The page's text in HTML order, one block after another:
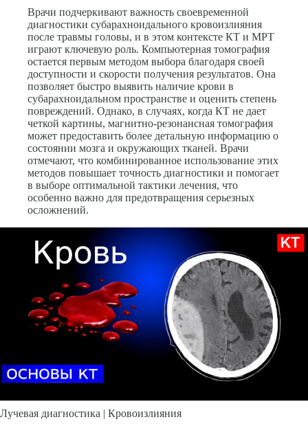
Врачи подчеркивают важность своевременной
диагностики субарахноидального кровоизлияния
после травмы головы, и в этом контексте КТ и МРТ
играют ключевую роль. Компьютерная томография
остается первым методом выбора благодаря своей
доступности и скорости получения результатов. Она
позволяет быстро выявить наличие крови в
субарахноидальном пространстве и оценить степень
повреждений. Однако, в случаях, когда КТ не дает
четкой картины, магнитно-резонансная томография
может предоставить более детальную информацию о
состоянии мозга и окружающих тканей. Врачи
отмечают, что комбинированное использование этих
методов повышает точность диагностики и помогает
в выборе оптимальной тактики лечения, что
особенно важно для предотвращения серьезных
осложнений.
Лучевая диагностика | Кровоизлияния